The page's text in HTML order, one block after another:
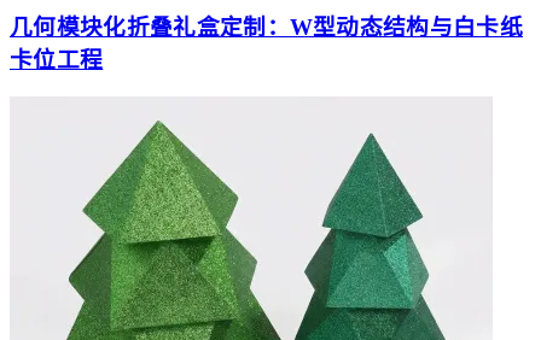
几何模块化折叠礼盒定制：W型动态结构与白卡纸
卡位工程